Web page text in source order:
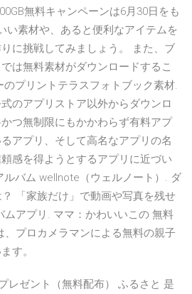
無料キャンペーンは6月30日をも
い素材や、あると便利なアイテムを
に挑戦してみましょう。 また、ブ
は無料素材がダウンロードするこ
プリントテラスフォトブック素材.
のアプリストア以外からダウンロ
つ無制限にもかかわらず有料アプ
アプリ、そして高名なアプリの名
感を得ようとするアプリに近づい
ルバム wellnote（ウェルノート）. ダ
「家族だけ」で動画や写真を残せ
ムアプリ. ママ：かわいいこの 無料
プロカメラマンによる無料の親子
す。
レゼント（無料配布） ふるさと 是